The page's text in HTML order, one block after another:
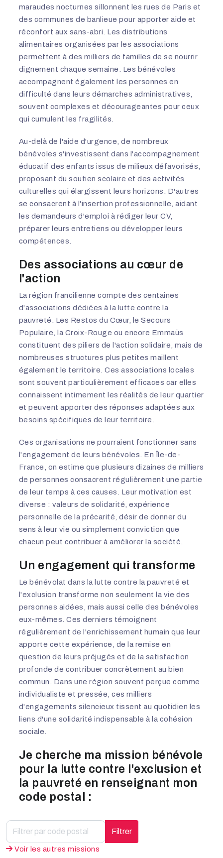
maraudes nocturnes sillonnent les rues de Paris et
des communes de banlieue pour apporter aide et
réconfort aux sans-abri. Les distributions
alimentaires organisées par les associations
permettent à des milliers de familles de se nourrir
dignement chaque semaine. Les bénévoles
accompagnent également les personnes en
difficulté dans leurs démarches administratives,
souvent complexes et décourageantes pour ceux
qui cumulent les fragilités.
Au-delà de l'aide d'urgence, de nombreux
bénévoles s'investissent dans l'accompagnement
éducatif des enfants issus de milieux défavorisés,
proposant du soutien scolaire et des activités
culturelles qui élargissent leurs horizons. D'autres
se consacrent à l'insertion professionnelle, aidant
les demandeurs d'emploi à rédiger leur CV,
préparer leurs entretiens ou développer leurs
compétences.
Des associations au cœur de
l'action
La région francilienne compte des centaines
d'associations dédiées à la lutte contre la
pauvreté. Les Restos du Cœur, le Secours
Populaire, la Croix-Rouge ou encore Emmaüs
constituent des piliers de l'action solidaire, mais de
nombreuses structures plus petites maillent
également le territoire. Ces associations locales
sont souvent particulièrement efficaces car elles
connaissent intimement les réalités de leur quartier
et peuvent apporter des réponses adaptées aux
besoins spécifiques de leur territoire.
Ces organisations ne pourraient fonctionner sans
l'engagement de leurs bénévoles. En Île-de-
France, on estime que plusieurs dizaines de milliers
de personnes consacrent régulièrement une partie
de leur temps à ces causes. Leur motivation est
diverse : valeurs de solidarité, expérience
personnelle de la précarité, désir de donner du
sens à leur vie ou simplement conviction que
chacun peut contribuer à améliorer la société.
Un engagement qui transforme
Le bénévolat dans la lutte contre la pauvreté et
l'exclusion transforme non seulement la vie des
personnes aidées, mais aussi celle des bénévoles
eux-mêmes. Ces derniers témoignent
régulièrement de l'enrichissement humain que leur
apporte cette expérience, de la remise en
question de leurs préjugés et de la satisfaction
profonde de contribuer concrètement au bien
commun. Dans une région souvent perçue comme
individualiste et pressée, ces milliers
d'engagements silencieux tissent au quotidien les
liens d'une solidarité indispensable à la cohésion
sociale.
Je cherche ma mission bénévole
pour la lutte contre l'exclusion et
la pauvreté en renseignant mon
code postal :
Filtrer
Voir les autres missions